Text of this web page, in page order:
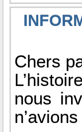
Chers
nous